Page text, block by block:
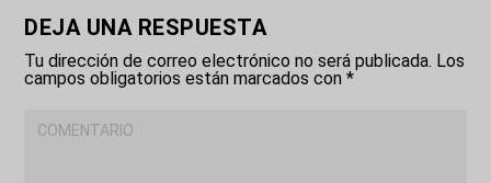
DEJA UNA RESPUESTA
Tu dirección de correo electrónico no será publicada. Los
campos obligatorios están marcados con*